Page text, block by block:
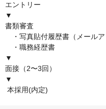
エントリー
▼
書類審査
・写真貼付履歴書（メールア
・職務経歴書
▼
面接（2〜3回）
▼
本採用(内定)